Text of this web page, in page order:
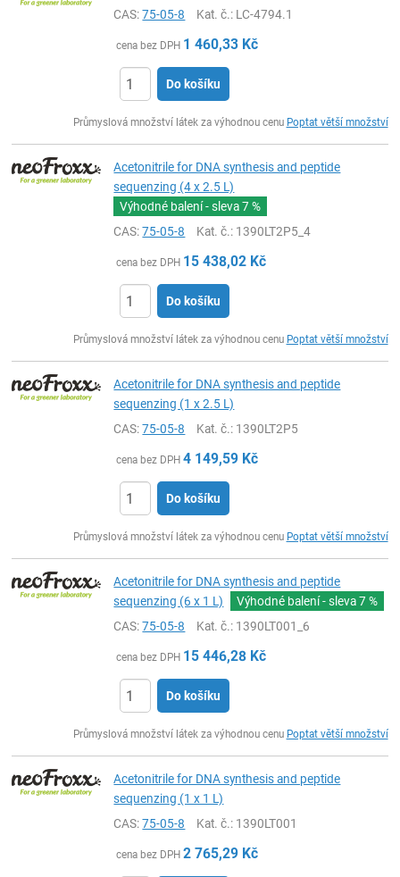
CAS:75-05-8 Kat. č.: LC-4794.1
cena bez DPH 1 460,33 Kč
Do košíku
Průmyslová množství látek za výhodnou cenu Poptat větší množství
Acetonitrile for DNA synthesis and peptide
sequenzing (4 x 2.5 L)
Výhodné balení - sleva7 %
CAS:75-05-8 Kat. č.: 1390LT2P5_4
cena bez DPH 15 438,02 Kč
Do košíku
Průmyslová množství látek za výhodnou cenu Poptat větší množství
Acetonitrile for DNA synthesis and peptide
sequenzing (1 x 2.5 L)
CAS:75-05-8 Kat. č.: 1390LT2P5
cena bez DPH 4 149,59 Kč
Do košíku
Průmyslová množství látek za výhodnou cenu Poptat větší množství
Acetonitrile for DNA synthesis and peptide
sequenzing (6 x 1 L)
Výhodné balení - sleva7 %
CAS:75-05-8 Kat. č.: 1390LT001_6
cena bez DPH 15 446,28 Kč
Do košíku
Průmyslová množství látek za výhodnou cenu Poptat větší množství
Acetonitrile for DNA synthesis and peptide
sequenzing (1 x 1 L)
CAS:75-05-8 Kat. č.: 1390LT001
cena bez DPH 2 765,29 Kč